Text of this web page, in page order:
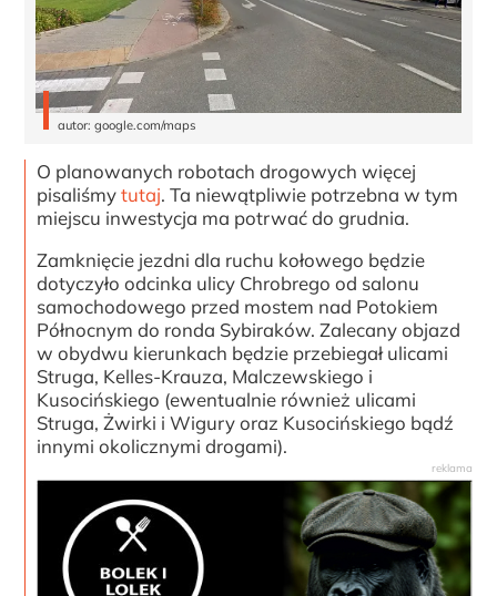
autor: google.com/maps
O planowanych robotach drogowych więcej
pisaliśmytutaj. Ta niewątpliwie potrzebna w tym
miejscu inwestycja ma potrwać do grudnia.
Zamknięcie jezdni dla ruchu kołowego będzie
dotyczyło odcinka ulicy Chrobrego od salonu
samochodowego przed mostem nad Potokiem
Północnym do ronda Sybiraków. Zalecany objazd
w obydwu kierunkach będzie przebiegał ulicami
Struga, Kelles-Krauza, Malczewskiego i
Kusocińskiego (ewentualnie również ulicami
Struga, Żwirki i Wigury oraz Kusocińskiego bądź
innymi okolicznymi drogami).